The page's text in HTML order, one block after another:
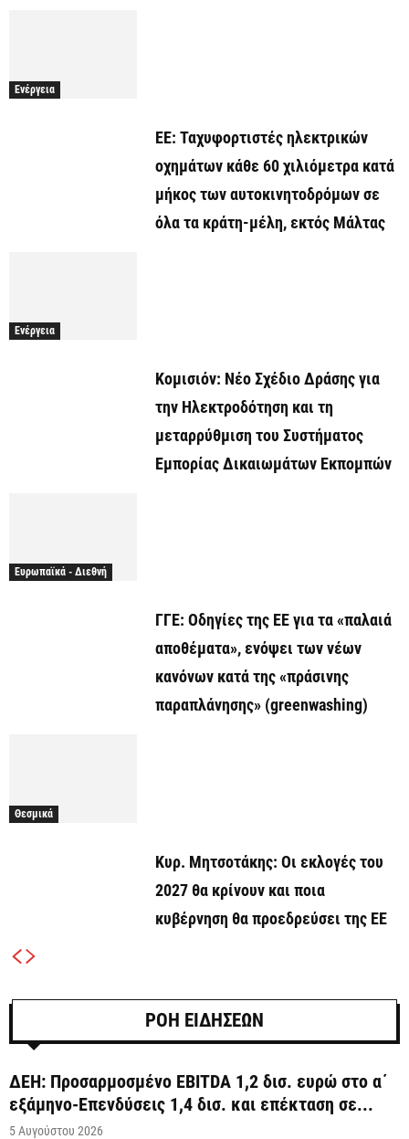
Ενέργεια
ΕΕ: Ταχυφορτιστές ηλεκτρικών
οχημάτων κάθε 60 χιλιόμετρα κατά
μήκος των αυτοκινητοδρόμων σε
όλα τα κράτη-μέλη, εκτός Μάλτας
Ενέργεια
Κομισιόν: Νέο Σχέδιο Δράσης για
την Ηλεκτροδότηση και τη
μεταρρύθμιση του Συστήματος
Εμπορίας Δικαιωμάτων Εκπομπών
Ευρωπαϊκά - Διεθνή
ΓΓΕ: Οδηγίες της ΕΕ για τα «παλαιά
αποθέματα», ενόψει των νέων
κανόνων κατά της «πράσινης
παραπλάνησης» (greenwashing)
Θεσμικά
Κυρ. Μητσοτάκης: Οι εκλογές του
2027 θα κρίνουν και ποια
κυβέρνηση θα προεδρεύσει της ΕΕ
ΡΟΗ ΕΙΔΗΣΕΩΝ
ΔΕΗ: Προσαρμοσμένο EBITDA 1,2 δισ. ευρώ στο α΄
εξάμηνο-Επενδύσεις 1,4 δισ. και επέκταση σε...
5 Αυγούστου 2026